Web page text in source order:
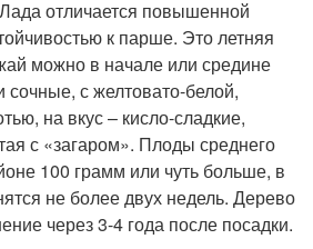
отличается повышенной
к парше. Это летняя
можно в начале или средине
сочные, с желтовато-белой,
на вкус – кисло-сладкие,
с «загаром». Плоды среднего
100 грамм или чуть больше, в
не более двух недель. Дерево
через 3-4 года после посадки.